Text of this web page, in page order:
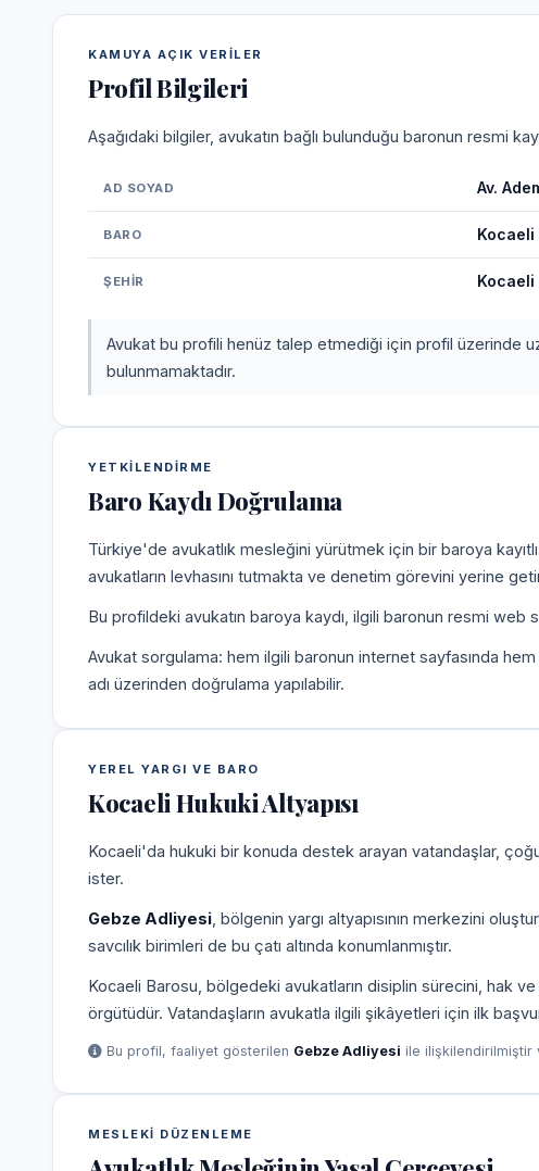
KAMUYA AÇIK VERILER
Profil Bilgileri
Aşağıdaki bilgiler, avukatın bağlı bulunduğu baronun resmi
AD SOYAD Av.
BARO Kocaeli
ŞEHIR Kocaeli
Avukat bu profili henüz talep etmediği için profil üzerinde
bulunmamaktadır.
YETKILENDIRME
Baro Kaydı Doğrulama
Türkiye'de avukatlık mesleğini yürütmek için bir baroya
avukatların levhasını tutmakta ve denetim görevini yerine
Bu profildeki avukatın baroya kaydı, ilgili baronun resmi web
Avukat sorgulama: hem ilgili baronun internet sayfasında
adı üzerinden doğrulama yapılabilir.
YEREL YARGI VE BARO
Kocaeli Hukuki Altyapısı
Kocaeli'da hukuki bir konuda destek arayan vatandaşlar,
ister.
Gebze Adliyesi , bölgenin yargı altyapısının merkezini
savcılık birimleri de bu çatı altında konumlanmıştır.
Kocaeli Barosu, bölgedeki avukatların disiplin sürecini, hak
örgütüdür. Vatandaşların avukatla ilgili şikâyetleri için ilk
Bu profil, faaliyet gösterilen Gebze Adliyesi ile ilişkilendirilmiştir
MESLEKI DÜZENLEME